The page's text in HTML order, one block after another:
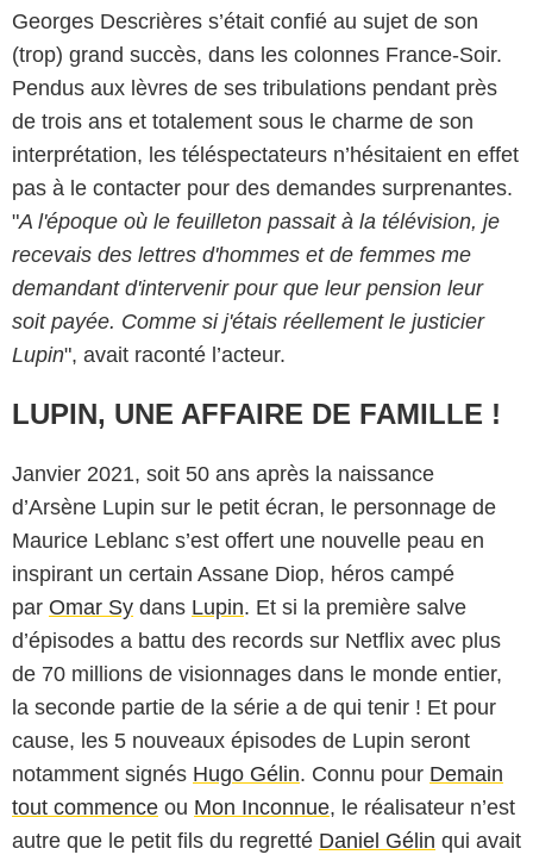
Georges Descrières s’était confié au sujet de son
(trop) grand succès, dans les colonnes France-Soir.
Pendus aux lèvres de ses tribulations pendant près
de trois ans et totalement sous le charme de son
interprétation, les téléspectateurs n’hésitaient en effet
pas à le contacter pour des demandes surprenantes.
"A l'époque où le feuilleton passait à la télévision, je
recevais des lettres d'hommes et de femmes me
demandant d'intervenir pour que leur pension leur
soit payée. Comme si j'étais réellement le justicier
Lupin", avait raconté l’acteur.
LUPIN, UNE AFFAIRE DE FAMILLE !
Janvier 2021, soit 50 ans après la naissance
d’Arsène Lupin sur le petit écran, le personnage de
Maurice Leblanc s’est offert une nouvelle peau en
inspirant un certain Assane Diop, héros campé
par Omar Sy dans Lupin. Et si la première salve
d’épisodes a battu des records sur Netflix avec plus
de 70 millions de visionnages dans le monde entier,
la seconde partie de la série a de qui tenir ! Et pour
cause, les 5 nouveaux épisodes de Lupin seront
notamment signés Hugo Gélin. Connu pour Demain
tout commence ou Mon Inconnue, le réalisateur n’est
autre que le petit fils du regretté Daniel Gélin qui avait